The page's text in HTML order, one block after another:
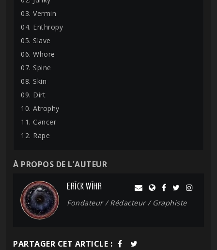
03. Vermin
04. Enthropy
05. Slave
06. Whore
07. Spine
08. Skin
09. Dirt
10. Atrophy
11. Cancer
12. Rape
À PROPOS DE L'AUTEUR
ERĪCK WĪHR
Fondateur / Rédacteur / Graphiste
PARTAGER CET ARTICLE :